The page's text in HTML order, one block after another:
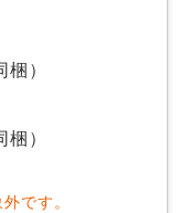
）
）
です。